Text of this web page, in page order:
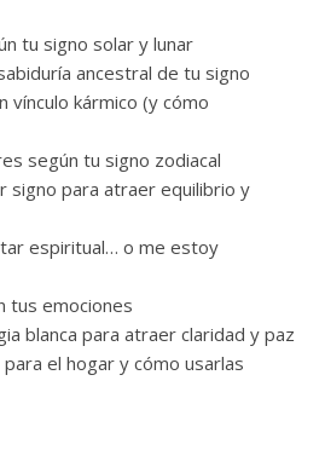
tu signo solar y lunar
ancestral de tu signo
vínculo kármico (y cómo
según tu signo zodiacal
signo para atraer equilibrio y
espiritual… o me estoy
tus emociones
blanca para atraer claridad y paz
el hogar y cómo usarlas